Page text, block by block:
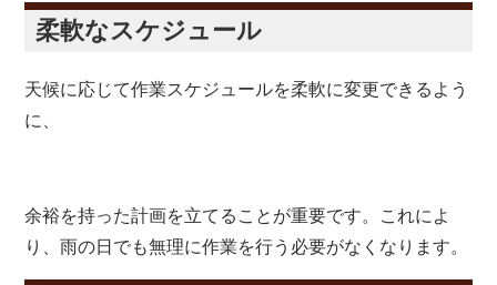
柔軟なスケジュール
天候に応じて作業スケジュールを柔軟に変更できるよう
に、
余裕を持った計画を立てることが重要です。これによ
り、雨の日でも無理に作業を行う必要がなくなります。